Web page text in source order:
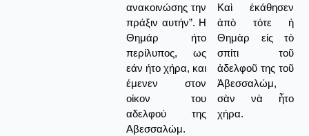
ανακοινώσης την
πράξιν αυτήν”. Η
Θημάρ ήτο
περίλυπος, ως
εάν ήτο χήρα, και
έμενεν στον
οίκον του
αδελφού της
Αβεσσαλώμ.
Καὶ ἐκάθησεν
ἀπὸ τότε ἡ
Θημὰρ εἰς τὸ
σπίτι τοῦ
ἀδελφοῦ της τοῦ
Ἀβεσσαλώμ,
σὰν νὰ ἦτο
χήρα.